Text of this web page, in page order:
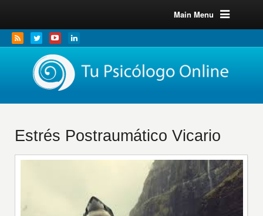
Main Menu
Estrés Postraumático Vicario